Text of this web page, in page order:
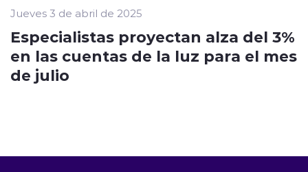
Jueves 3 de abril de 2025
Especialistas proyectan alza del 3%
en las cuentas de la luz para el mes
de julio